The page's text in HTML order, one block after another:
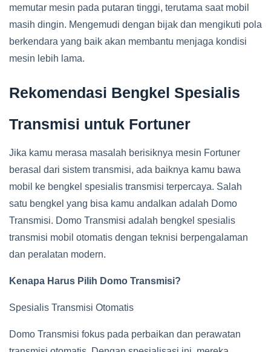
memutar mesin pada putaran tinggi, terutama saat mobil
masih dingin. Mengemudi dengan bijak dan mengikuti pola
berkendara yang baik akan membantu menjaga kondisi
mesin lebih lama.
Rekomendasi Bengkel Spesialis
Transmisi untuk Fortuner
Jika kamu merasa masalah berisiknya mesin Fortuner
berasal dari sistem transmisi, ada baiknya kamu bawa
mobil ke bengkel spesialis transmisi terpercaya. Salah
satu bengkel yang bisa kamu andalkan adalah Domo
Transmisi. Domo Transmisi adalah bengkel spesialis
transmisi mobil otomatis dengan teknisi berpengalaman
dan peralatan modern.
Kenapa Harus Pilih Domo Transmisi?
Spesialis Transmisi Otomatis
Domo Transmisi fokus pada perbaikan dan perawatan